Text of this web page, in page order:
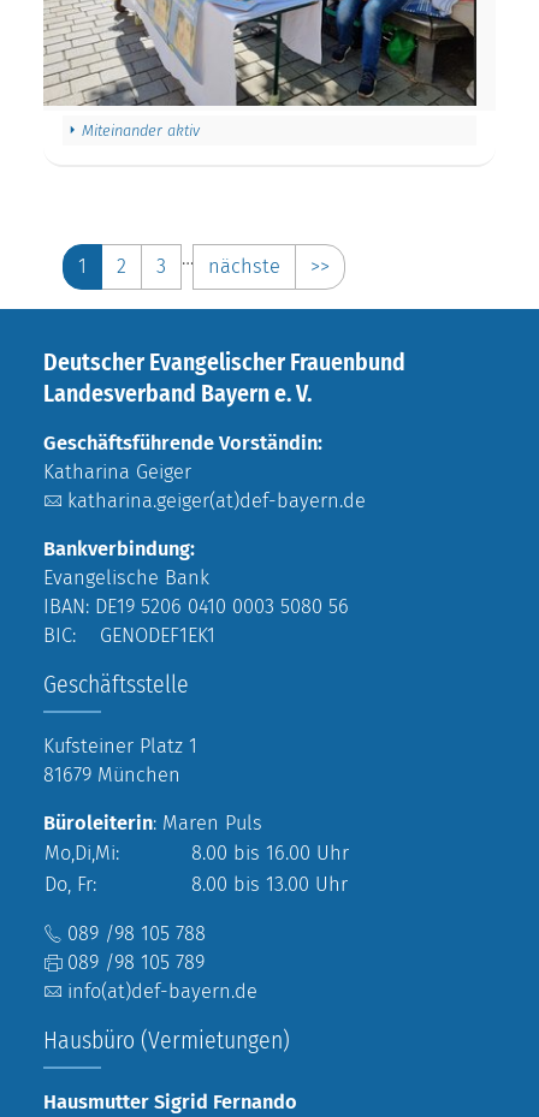
Miteinander aktiv
1 2 3 … nächste >>
Deutscher Evangelischer Frauenbund
Landesverband Bayern e. V.
Geschäftsführende Vorständin:
Katharina Geiger
katharina.geiger(at)def-bayern.de
Bankverbindung:
Evangelische Bank
IBAN: DE19 5206 0410 0003 5080 56
BIC: GENODEF1EK1
Geschäftsstelle
Kufsteiner Platz 1
81679 München
Büroleiterin: Maren Puls
Mo,Di,Mi:
8.00 bis 16.00 Uhr
Do, Fr:
8.00 bis 13.00 Uhr
089 /98 105 788
089 /98 105 789
info(at)def-bayern.de
Hausbüro (Vermietungen)
Hausmutter Sigrid Fernando